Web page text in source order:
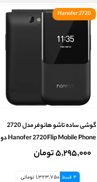
گوشی ساده تاشو هانوفر مدل 2720
Hanofer 2720Flip Mobile Phone دو
سیم کارت (18 ماه گارانتی شرکتی)۵,۲۹۵,۰۰۰ تومان
4 قسط 1,323,750 تومانی
Hanofer 2720